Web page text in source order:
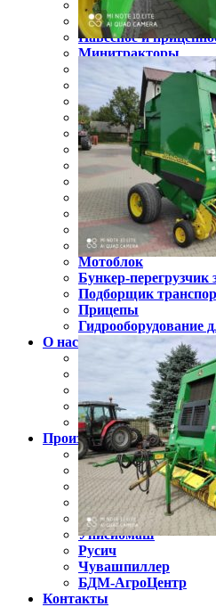
Пресс-подборщик
Косилки
Навесное и
Минитракторы
Тракторы
Техника для
Зерносушилки
Мульчеры
Почвенные фрезы
Опрыскиватели
Техника для
Запчасти для
Зернопогрузчик
Комбайны
Упаковщики
Мотоблок
Бункер-перегрузчик
Подборщик
Прицепы
Гидрооборудование
О нас
Доставка и оплата
Сертификаты
Видео (отзывы и
Новости
Полезная
Производители
Claas
Jonh Deere
Navigator
Скаут
Лилиани
Унисибмаш
Русич
Чувашпиллер
БДМ-АгроЦентр
Контакты